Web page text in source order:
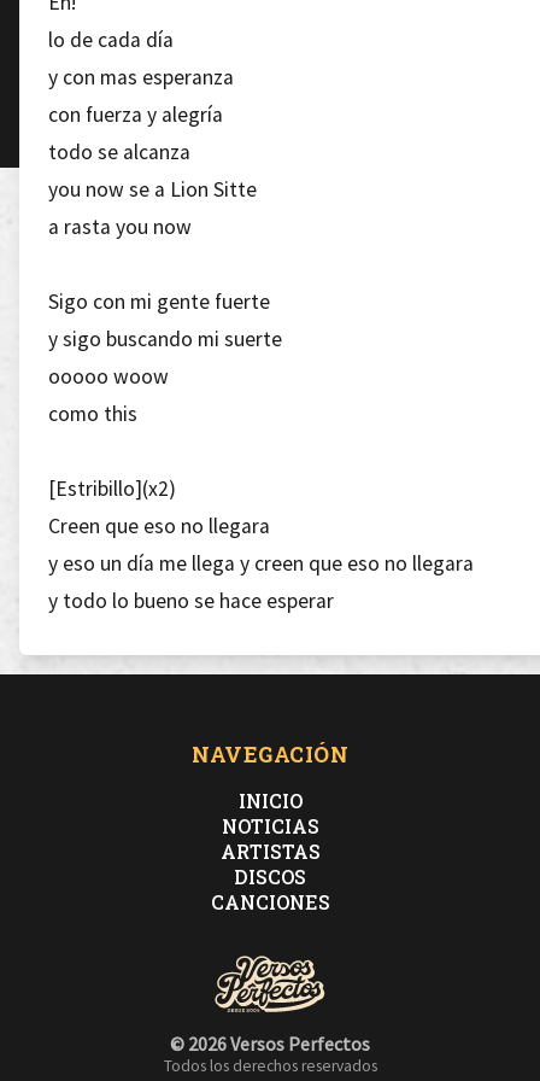
lo de cada día
y con mas esperanza
con fuerza y alegría
todo se alcanza
you now se a Lion Sitte
a rasta you now
Sigo con mi gente fuerte
y sigo buscando mi suerte
ooooo woow
como this
[Estribillo](x2)
Creen que eso no llegara
y eso un día me llega y creen que eso no llegara
y todo lo bueno se hace esperar
y al momento el ese mal se te arranca
el sufrimiento el dolor se te estanca
buenos momento estamos en racha
hoy disfruto que nadie se marcha
pero de sufrir uno ya se cansa
hay que seguir bien lidiar bien tu baza
[Estribillo](x2)
NAVEGACIÓN
INICIO
NOTICIAS
ARTISTAS
DISCOS
CANCIONES
© 2026 Versos Perfectos
Todos los derechos reservados